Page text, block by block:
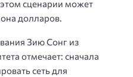
сценарии может
долларов.
Зию Сонг из
отмечает: сначала
сеть для